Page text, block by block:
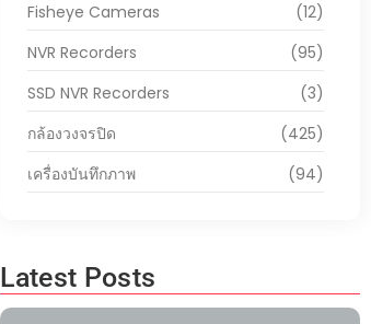
Fisheye Cameras
(12)
NVR Recorders
(95)
SSD NVR Recorders
(3)
กล้องวงจรปิด
(425)
เครื่องบันทึกภาพ
(94)
Latest Posts